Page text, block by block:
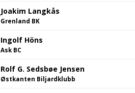
Joakim Langkås
Grenland BK
Ingolf Höns
Ask BC
Rolf G. Sedsbøe Jensen
Østkanten Biljardklubb